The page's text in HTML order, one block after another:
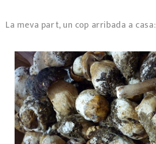
La meva part, un cop arribada a casa: